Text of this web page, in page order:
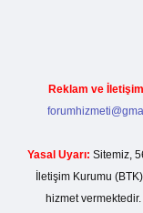
Reklam ve
Yasal Uyarı: Sitemiz,
İletişim Kurumu
hizmet